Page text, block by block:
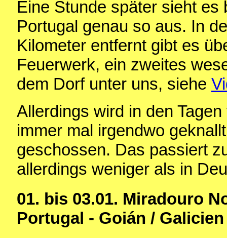
Eine Stunde später sieht
Portugal genau so aus. In
Kilometer entfernt gibt es
Feuerwerk, ein zweites
dem Dorf unter uns, siehe
Allerdings wird in den
immer mal irgendwo
geschossen. Das passiert
allerdings weniger als in
01. bis 03.01. Miradouro
Portugal - Goián /